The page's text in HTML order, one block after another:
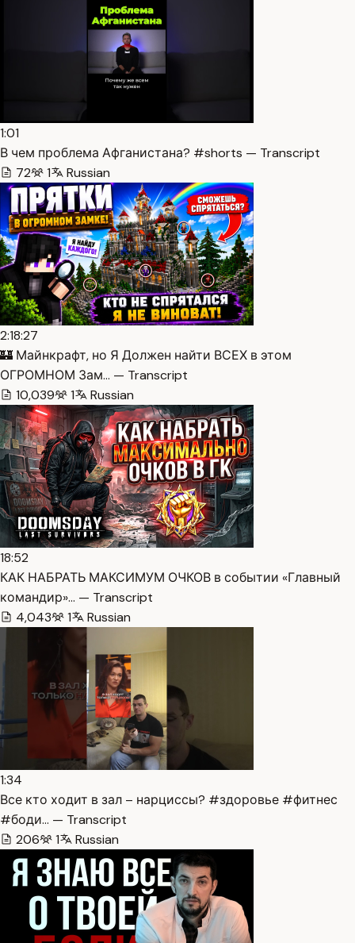
1:01
В чем проблема Афганистана? #shorts — Transcript
72
1 Russian
2:18:27
🏰 Майнкрафт, но Я Должен найти ВСЕХ в этом
ОГРОМНОМ Зам… — Transcript
10,039
1 Russian
18:52
КАК НАБРАТЬ МАКСИМУМ ОЧКОВ в событии «Главный
командир»… — Transcript
4,043
1 Russian
1:34
Все кто ходит в зал – нарциссы? #здоровье #фитнес
#боди… — Transcript
206
1 Russian